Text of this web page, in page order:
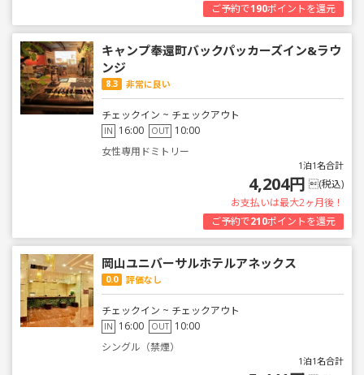
ご予約で190ポイントを還元
キャンプ奉還町バックパッカーズイン&ラウ
ンジ
8.3 非常に良い
チェックイン ~ チェックアウト
IN 16:00 OUT 10:00
女性専用ドミトリー
1泊1名合計
4,204円 (税込)
お支払いは最大2ヶ月後！
ご予約で210ポイントを還元
岡山ユニバーサルホテルアネックス
0.0 評価なし
チェックイン ~ チェックアウト
IN 16:00 OUT 10:00
シングル（禁煙）
1泊1名合計